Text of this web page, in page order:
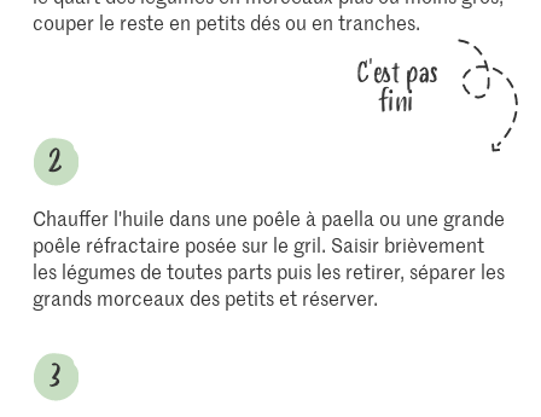
couper le reste en petits dés ou en tranches.
C'est pas
fini
Chauffer l'huile dans une poêle à paella ou une grande
poêle réfractaire posée sur le gril. Saisir brièvement
les légumes de toutes parts puis les retirer, séparer les
grands morceaux des petits et réserver.